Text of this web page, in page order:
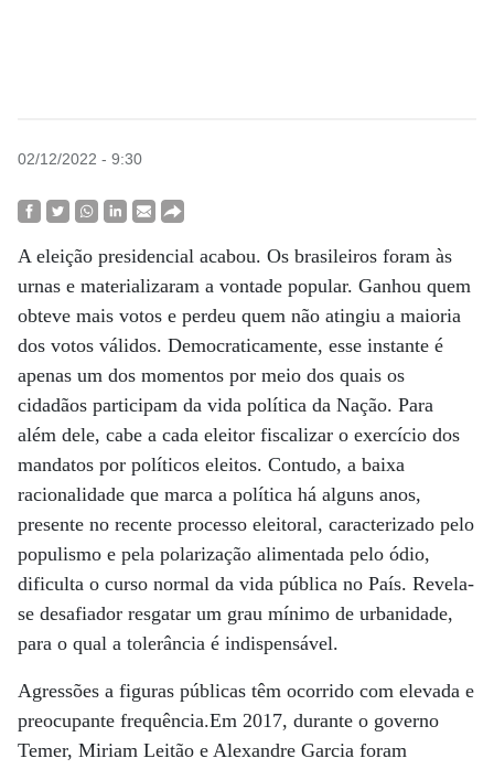
02/12/2022 - 9:30
A eleição presidencial acabou. Os brasileiros foram às
urnas e materializaram a vontade popular. Ganhou quem
obteve mais votos e perdeu quem não atingiu a maioria
dos votos válidos. Democraticamente, esse instante é
apenas um dos momentos por meio dos quais os
cidadãos participam da vida política da Nação. Para
além dele, cabe a cada eleitor fiscalizar o exercício dos
mandatos por políticos eleitos. Contudo, a baixa
racionalidade que marca a política há alguns anos,
presente no recente processo eleitoral, caracterizado pelo
populismo e pela polarização alimentada pelo ódio,
dificulta o curso normal da vida pública no País. Revela-
se desafiador resgatar um grau mínimo de urbanidade,
para o qual a tolerância é indispensável.
Agressões a figuras públicas têm ocorrido com elevada e
preocupante frequência.Em 2017, durante o governo
Temer, Miriam Leitão e Alexandre Garcia foram